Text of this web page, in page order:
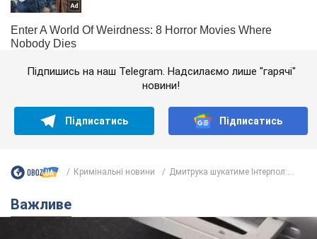
Підпишись на наш Telegram. Надсилаємо лише "гарячі"
новини!
Підписатись Підписатись
Кримінальні новини Дмитрука шукатиме Інтерпол:...
Важливе